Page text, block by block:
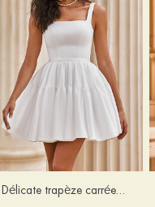
Délicate trapèze carrée satin courte/mini robe de mariée